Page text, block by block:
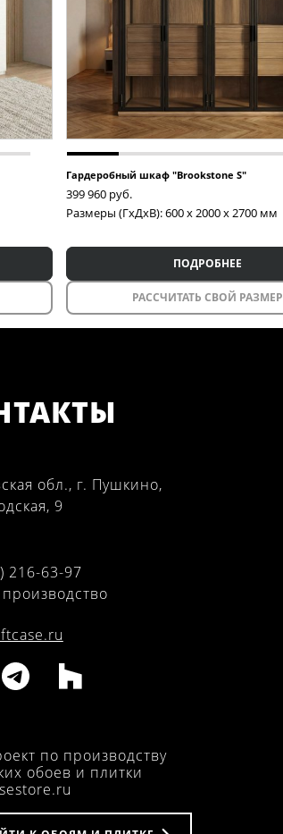
Раздвижные перегородки
Гардеробный шкаф "Brookstone S"
399 960 руб.
Размеры (ГxДxВ): 600 x 2000 x 2700 мм
ПОДРОБНЕЕ
РАССЧИТАТЬ СВОЙ РАЗМЕР
обл., г. Пушкино,
9
216-63-97
по производству
обоев и плитки